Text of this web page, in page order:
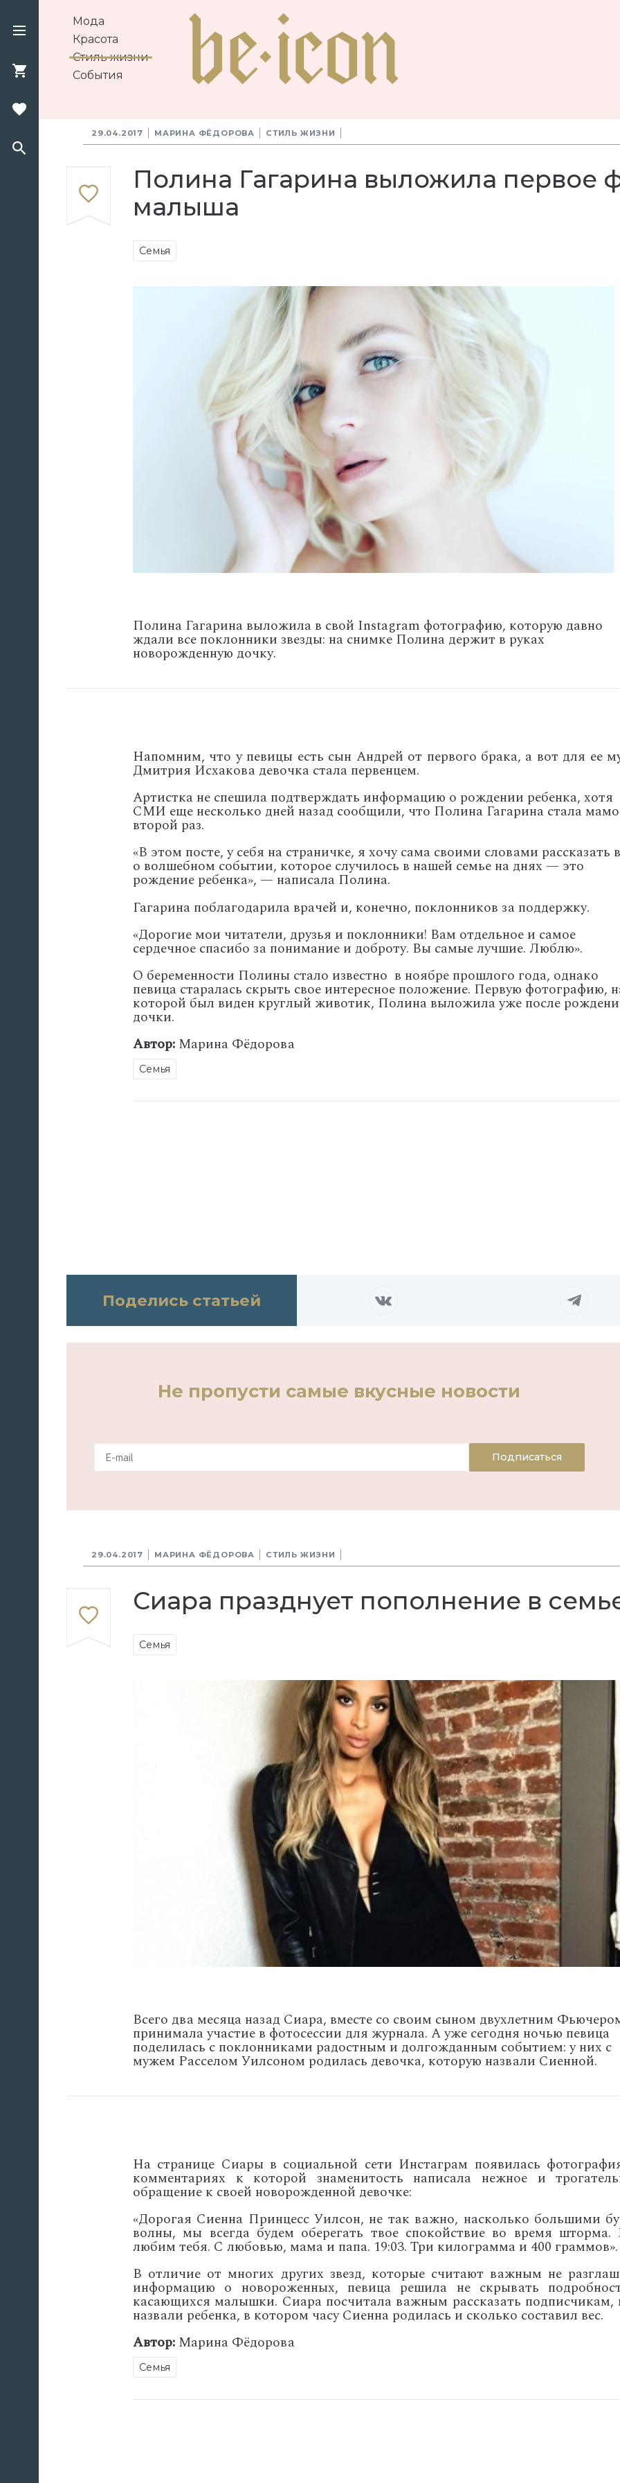
Мода
Красота
Стиль жизни
События
29.04.2017 МАРИНА ФЁДОРОВА СТИЛЬ ЖИЗНИ
Полина Гагарина выложила первое
малыша
Семья
Полина Гагарина выложила в свой Instagram фотографию, которую давно
ждали все поклонники звезды: на снимке Полина держит в руках
новорожденную дочку.
Напомним, что у певицы есть сын Андрей от первого брака, а вот для ее
Дмитрия Исхакова девочка стала первенцем.
Артистка не спешила подтверждать информацию о рождении ребенка, хотя
СМИ еще несколько дней назад сообщили, что Полина Гагарина стала
второй раз.
«В этом посте, у себя на страничке, я хочу сама своими словами рассказать
о волшебном событии, которое случилось в нашей семье на днях — это
рождение ребенка», — написала Полина.
Гагарина поблагодарила врачей и, конечно, поклонников за поддержку.
«Дорогие мои читатели, друзья и поклонники! Вам отдельное и самое
сердечное спасибо за понимание и доброту. Вы самые лучшие. Люблю».
О беременности Полины стало известно в ноябре прошлого года, однако
певица старалась скрыть свое интересное положение. Первую фотографию,
которой был виден круглый животик, Полина выложила уже после
дочки.
Автор: Марина Фёдорова
Семья
Поделись статьей
Не пропусти самые вкусные новости
Подписаться
29.04.2017 МАРИНА ФЁДОРОВА СТИЛЬ ЖИЗНИ
Сиара празднует пополнение в
Семья
Всего два месяца назад Сиара, вместе со своим сыном двухлетним
принимала участие в фотосессии для журнала. А уже сегодня ночью певица
поделилась с поклонниками радостным и долгожданным событием: у них с
мужем Расселом Уилсоном родилась девочка, которую назвали Сиенной.
На странице Сиары в социальной сети Инстаграм появилась
комментариях к которой знаменитость написала нежное и
обращение к своей новорожденной девочке:
«Дорогая Сиенна Принцесс Уилсон, не так важно, насколько большими
волны, мы всегда будем оберегать твое спокойствие во время
любим тебя. С любовью, мама и папа. 19:03. Три килограмма и 400 граммов».
В отличие от многих других звезд, которые считают важным не
информацию о новороженных, певица решила не скрывать
касающихся малышки. Сиара посчитала важным рассказать подписчикам,
назвали ребенка, в котором часу Сиенна родилась и сколько составил вес.
Автор: Марина Фёдорова
Семья